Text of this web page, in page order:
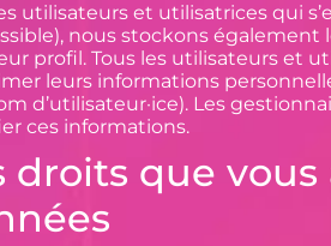
utilisateurs et utilisatrices qui
nous stockons
profil. Tous les utilisateurs et
leurs informations
d’utilisateur·ice). Les
ces informations.
droits que vous